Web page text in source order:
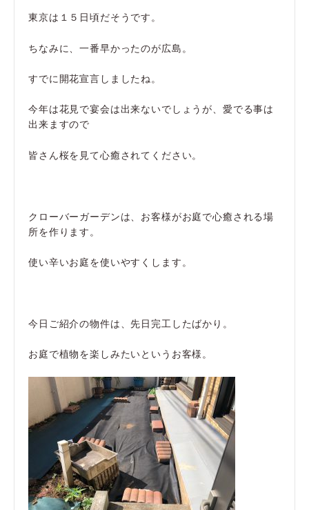
東京は１５日頃だそうです。
ちなみに、一番早かったのが広島。
すでに開花宣言しましたね。
今年は花見で宴会は出来ないでしょうが、愛でる事は
出来ますので
皆さん桜を見て心癒されてください。
クローバーガーデンは、お客様がお庭で心癒される場
所を作ります。
使い辛いお庭を使いやすくします。
今日ご紹介の物件は、先日完工したばかり。
お庭で植物を楽しみたいというお客様。